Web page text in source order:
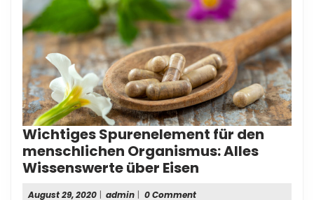
Wichtiges Spurenelement für den
menschlichen Organismus: Alles
Wissenswerte über Eisen
August 29, 2020August
| adminadmin
| 0 Comment